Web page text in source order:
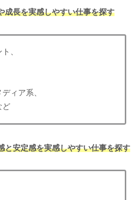
成長を実感しやすい仕事を探す
、
ィア系、
ど
と安定感を実感しやすい仕事を探す